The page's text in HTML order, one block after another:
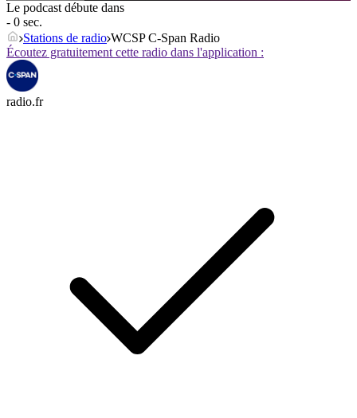
Le podcast débute dans
- 0 sec.
Stations de radio WCSP C-Span Radio
Écoutez gratuitement cette radio dans l'application :
radio.fr